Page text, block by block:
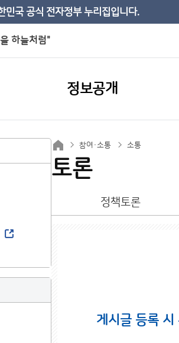
민국 공식 전자정부 누리집입니다.
하늘처럼"
정보공개
참여·소통 소통
토론
정책토론
게시글 등록 시